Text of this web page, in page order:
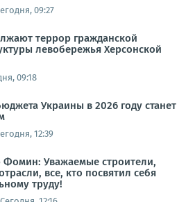
09:27
террор гражданской
левобережья Херсонской
09:18
Украины в 2026 году станет
12:39
Фомин: Уважаемые строители,
все, кто посвятил себя
труду!